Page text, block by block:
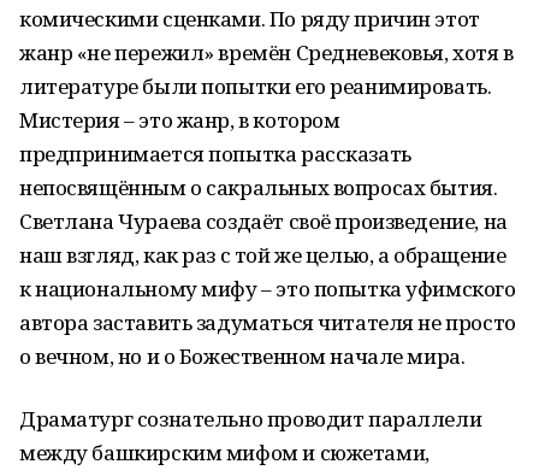
комическими сценками. По ряду причин этот
жанр «не пережил» времён Средневековья, хотя в
литературе были попытки его реанимировать.
Мистерия – это жанр, в котором
предпринимается попытка рассказать
непосвящённым о сакральных вопросах бытия.
Светлана Чураева создаёт своё произведение, на
наш взгляд, как раз с той же целью, а обращение
к национальному мифу – это попытка уфимского
автора заставить задуматься читателя не просто
о вечном, но и о Божественном начале мира.
Драматург сознательно проводит параллели
между башкирским мифом и сюжетами,